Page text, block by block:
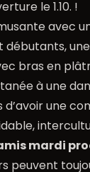
le 1.10. !
avec
bras en
à une
une
mardi
peuvent